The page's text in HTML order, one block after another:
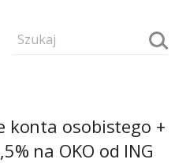
konta osobistego +
na OKO od ING